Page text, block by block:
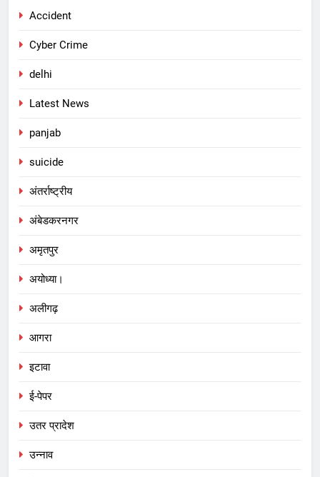
Accident
Cyber Crime
delhi
Latest News
panjab
suicide
अंतर्राष्ट्रीय
अंबेडकरनगर
अमृतपुर
अयोध्या।
अलीगढ़
आगरा
इटावा
ई-पेपर
उतर प्रादेश
उन्नाव